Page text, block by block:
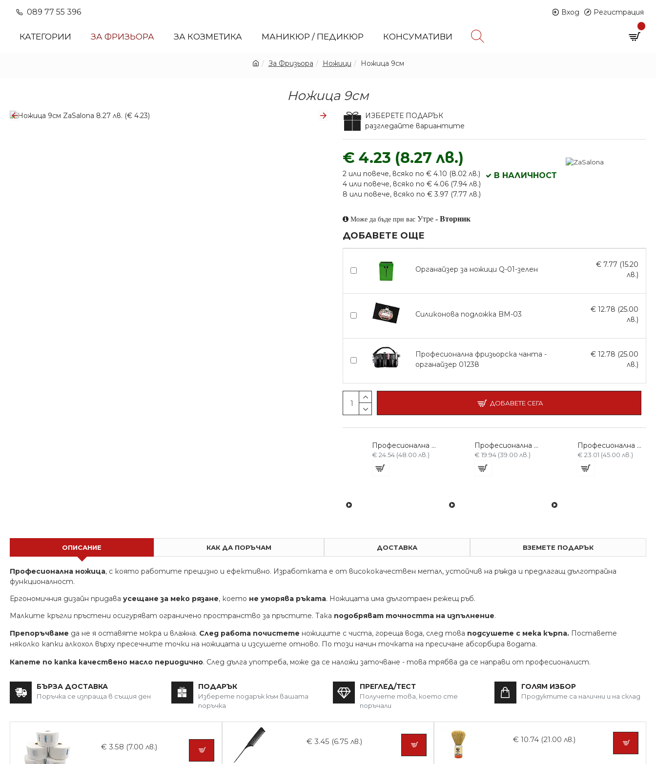
089 77 55 396 Вход Регистрация
КАТЕГОРИИ ЗА ФРИЗЬОРА ЗА КОЗМЕТИКА МАНИКЮР / ПЕДИКЮР КОНСУМАТИВИ
За Фризьора Ножици Ножица 9см
Ножица 9см
ИЗБЕРЕТЕ ПОДАРЪК
разгледайте вариантите
€ 4.23 (8.27 лв.)
2 или повече, всяко по € 4.10 (8.02 лв.)
4 или повече, всяко по € 4.06 (7.94 лв.)
8 или повече, всяко по € 3.97 (7.77 лв.)
В НАЛИЧНОСТ
Може да бъде при вас Утре - Вторник
ДОБАВЕТЕ ОЩЕ
Органайзер за ножици Q-01-зелен
€ 7.77 (15.20
лв.)
Силиконова подложка BM-03
€ 12.78 (25.00
лв.)
Професионална фризьорска чанта -
органайзер 01238
€ 12.78 (25.00
лв.)
ДОБАВЕТЕ СЕГА
Професионална 6 ножица WANNOJ-2
€ 24.54 (48.00 лв.)
Професионална 6 ножица WANNOJ-5
€ 19.94 (39.00 лв.)
Професионална 6 ножица WANNOJ-8-s
€ 23.01 (45.00 лв.)
ОПИСАНИЕ КАК ДА ПОРЪЧАМ ДОСТАВКА ВЗЕМЕТЕ ПОДАРЪК
Професионална ножица, с която работите прецизно и ефективно. Изработката е от висококачествен метал, устойчив на ръжда и предлагащ дълготрайна
функционалност.
Ергономичния дизайн придава усещане за меко рязане, което не уморява ръката. Ножицата има дълготраен режещ ръб.
Малките кръгли пръстени осигуряват ограничено пространство за пръстите. Така подобряват точността на изпълнение.
Препоръчваме да не я оставяте мокра и влажна. След работа почистете ножиците с чиста, гореща вода, след това подсушете с мека кърпа. Поставете
няколко капки алкохол върху пресечните точки на ножицата и изсушете отново. По този начин точката на пресичане абсорбира водата.
Капете по капка качествено масло периодично. След дълга употреба, може да се наложи заточване - това трябва да се направи от професионалист.
БЪРЗА ДОСТАВКА
Поръчка се изпраща в същия ден
ПОДАРЪК
Изберете подарък към вашата
поръчка
ПРЕГЛЕД/ТЕСТ
Получете това, което сте
поръчали
ГОЛЯМ ИЗБОР
Продуктите са налични и на склад
€ 3.58 (7.00 лв.)
€ 3.45 (6.75 лв.) € 10.74 (21.00 лв.)